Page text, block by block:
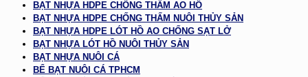
BẠT NHỰA HDPE CHỐNG THẤM AO HỒ
BẠT NHỰA HDPE CHỐNG THẤM NUÔI THỦY SẢN
BẠT NHỰA HDPE LÓT HỒ AO CHỐNG SẠT LỞ
BẠT NHỰA LÓT HỒ NUÔI THỦY SẢN
BẠT NHỰA NUÔI CÁ
BỂ BẠT NUÔI CÁ TPHCM